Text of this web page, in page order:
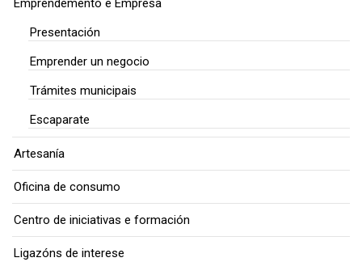
Emprendemento e Empresa
Presentación
Emprender un negocio
Trámites municipais
Escaparate
Artesanía
Oficina de consumo
Centro de iniciativas e formación
Ligazóns de interese